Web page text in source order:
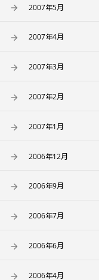
2007年5月
2007年4月
2007年3月
2007年2月
2007年1月
2006年12月
2006年9月
2006年7月
2006年6月
2006年4月